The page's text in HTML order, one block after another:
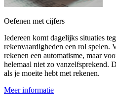
Oefenen met cijfers
Iedereen komt dagelijks situaties
rekenvaardigheden een rol spelen.
rekenen een automatisme, maar
helemaal niet zo vanzelfsprekend.
als je moeite hebt met rekenen.
Meer informatie